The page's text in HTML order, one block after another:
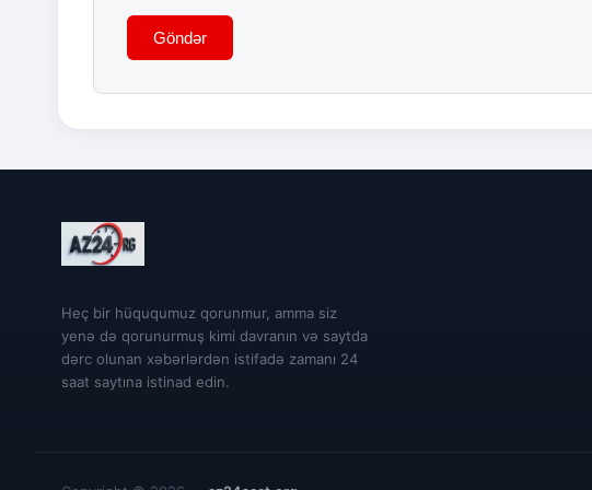
Göndər
Heç bir hüququmuz qorunmur, amma siz
yenə də qorunurmuş kimi davranın və saytda
dərc olunan xəbərlərdən istifadə zamanı 24
saat saytına istinad edin.